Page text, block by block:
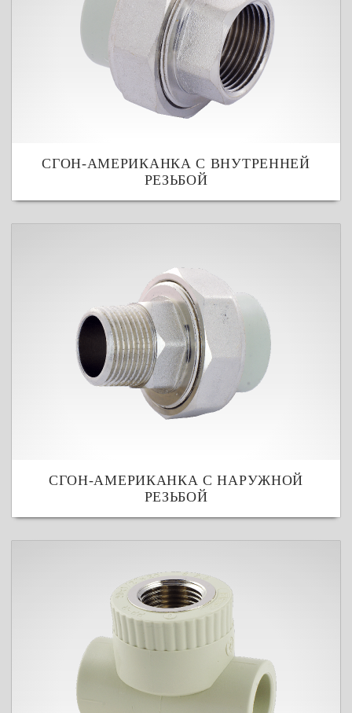
СГОН-АМЕРИКАНКА С ВНУТРЕННЕЙ
РЕЗЬБОЙ
СГОН-АМЕРИКАНКА С НАРУЖНОЙ
РЕЗЬБОЙ